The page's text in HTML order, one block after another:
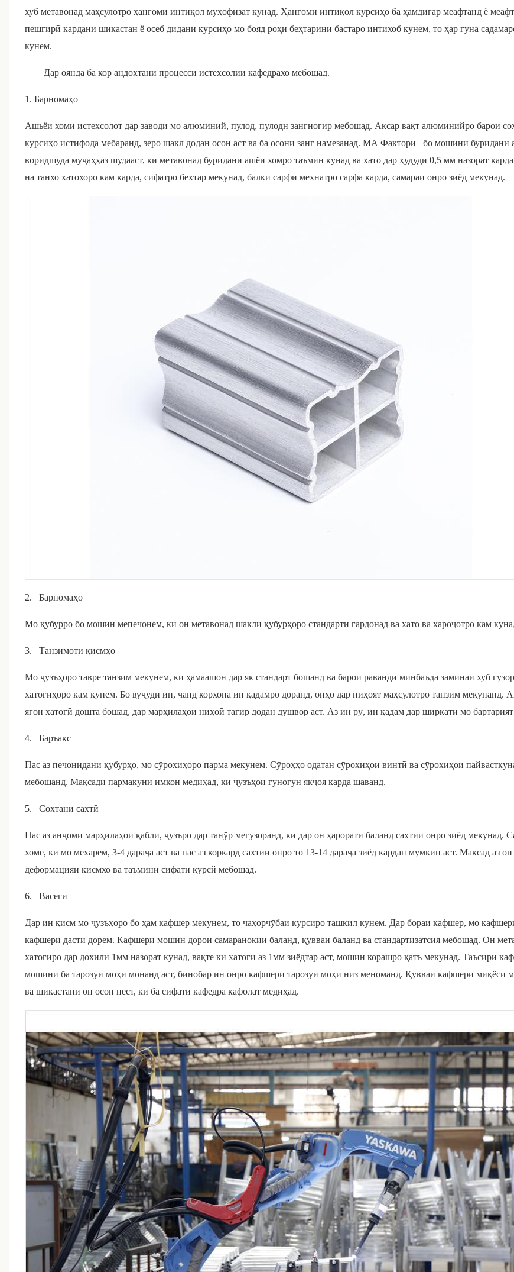
хуб метавонад маҳсулотро ҳангоми интиқол муҳофизат кунад. Ҳангоми интиқол курсиҳо ба ҳамдигар меафтанд ё
пешгирӣ кардани шикастан ё осеб дидани курсиҳо мо бояд роҳи беҳтарини бастаро интихоб кунем, то ҳар гуна
кунем.
Дар оянда ба кор андохтани процесси истехсолии кафедрахо мебошад.
1. Барномаҳо
Ашьёи хоми истехсолот дар заводи мо алюминий, пулод, пулодн зангногир мебошад. Аксар вақт алюминийро барои
курсиҳо истифода мебаранд, зеро шакл додан осон аст ва ба осонӣ занг намезанад. МА Фактори
бо мошини буридани
воридшуда муҷаҳҳаз шудааст, ки метавонад буридани ашёи хомро таъмин кунад ва хато дар ҳудуди 0,5 мм назорат
на танхо хатохоро кам карда, сифатро бехтар мекунад, балки сарфи мехнатро сарфа карда, самараи онро зиёд мекунад.
2. Барномаҳо
Мо қубурро бо мошин мепечонем, ки он метавонад шакли қубурҳоро стандартӣ гардонад ва хато ва хароҷотро кам
3. Танзимоти қисмҳо
Мо ҷузъҳоро тавре танзим мекунем, ки ҳамаашон дар як стандарт бошанд ва барои раванди минбаъда заминаи хуб
хатогиҳоро кам кунем. Бо вуҷуди ин, чанд корхона ин қадамро доранд, онҳо дар ниҳоят маҳсулотро танзим мекунанд.
ягон хатогӣ дошта бошад, дар марҳилаҳои ниҳоӣ тағир додан душвор аст. Аз ин рӯ, ин қадам дар ширкати мо бартарият
4. Баръакс
Пас аз печонидани қубурҳо, мо сӯрохиҳоро парма мекунем. Сӯроҳҳо одатан сӯрохиҳои винтӣ ва сӯрохиҳои
мебошанд. Мақсади пармакунӣ имкон медиҳад, ки ҷузъҳои гуногун якҷоя карда шаванд.
5. Сохтани сахтӣ
Пас аз анҷоми марҳилаҳои қаблӣ, ҷузъро дар танӯр мегузоранд, ки дар он ҳарорати баланд сахтии онро зиёд мекунад.
хоме, ки мо мехарем, 3-4 дараҷа аст ва пас аз коркард сахтии онро то 13-14 дараҷа зиёд кардан мумкин аст. Максад аз
деформацияи кисмхо ва таъмини сифати курсй мебошад.
6. Васегӣ
Дар ин қисм мо ҷузъҳоро бо ҳам кафшер мекунем, то чаҳорчӯбаи курсиро ташкил кунем. Дар бораи кафшер, мо
кафшери дастӣ дорем. Кафшери мошин дорои самаранокии баланд, қувваи баланд ва стандартизатсия мебошад. Он
хатогиро дар дохили 1мм назорат кунад, вақте ки хатогӣ аз 1мм зиёдтар аст, мошин корашро қатъ мекунад. Таъсири
мошинӣ ба тарозуи моҳӣ монанд аст, бинобар ин онро кафшери тарозуи моҳӣ низ меноманд. Қувваи кафшери миқёси
ва шикастани он осон нест, ки ба сифати кафедра кафолат медиҳад.